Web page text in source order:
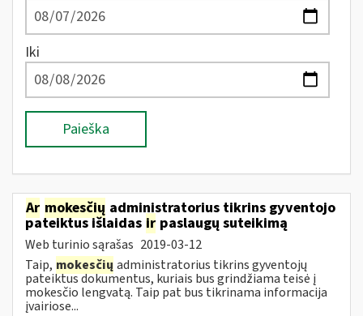
Iki
Paieška
Ar mokesčių administratorius tikrins gyventojo
pateiktus išlaidas ir paslaugų suteikimą
Web turinio sąrašas 2019-03-12
Taip, mokesčių administratorius tikrins gyventojų
pateiktus dokumentus, kuriais bus grindžiama teisė į
mokesčio lengvatą. Taip pat bus tikrinama informacija
įvairiose...